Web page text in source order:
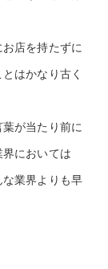
店を持たずに
はかなり古く
が当たり前に
においては
な業界よりも早